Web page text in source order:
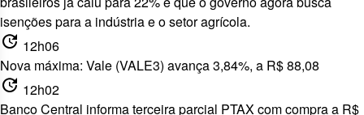
isenções para a indústria e o setor agrícola.
update 12h06
Nova máxima: Vale (VALE3) avança 3,84%, a R$ 88,08
update 12h02
Banco Central informa terceira parcial PTAX com compra a R$